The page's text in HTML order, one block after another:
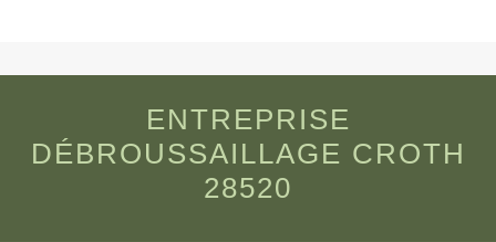
ENTREPRISE
DÉBROUSSAILLAGE CROTH
28520